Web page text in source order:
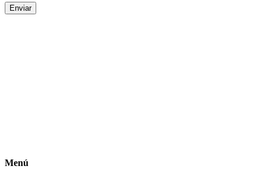
Enviar
Menú